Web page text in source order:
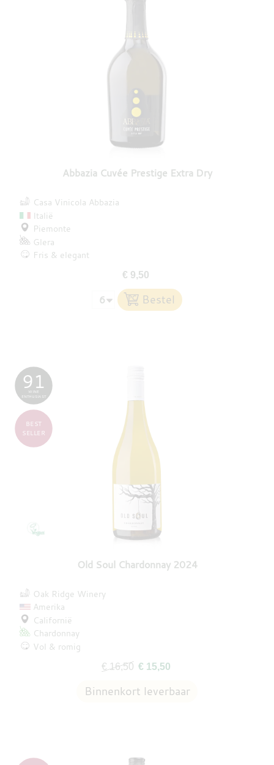
Abbazia Cuvée Prestige Extra Dry
Casa Vinicola Abbazia
Italië
Piemonte
Glera
Fris & elegant
€ 9,50
Old Soul Chardonnay 2024
91
WINE
ENTHUSIAST
BEST
SELLER
Oak Ridge Winery
Amerika
Californië
Chardonnay
Vol & romig
€ 16,50 € 15,50